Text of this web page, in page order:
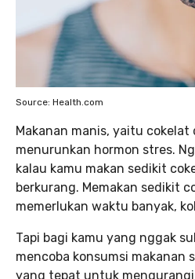
Source: Health.com
Makanan manis, yaitu
menurunkan hormon stres.
kalau kamu makan sedikit
berkurang. Memakan sedikit
memerlukan waktu banyak,
Tapi bagi kamu yang nggak
mencoba konsumsi makanan
yang tepat untuk